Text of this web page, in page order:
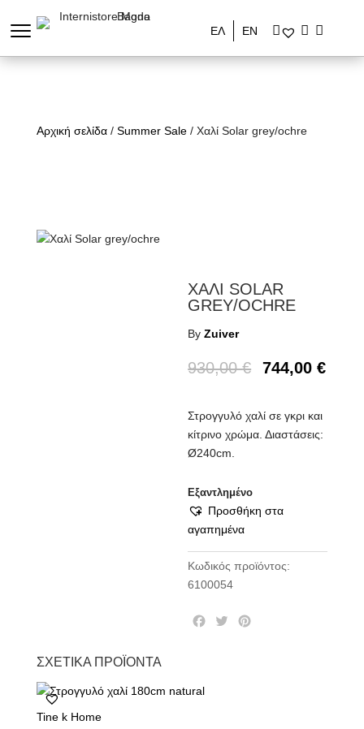
ΕΛ ΕΝ
Αρχική σελίδα/ Summer Sale/ Χαλί Solar grey/ochre
ΧΑΛΙ SOLAR
GREY/OCHRE
ByZuiver
930,00€ 744,00€
Στρογγυλό χαλί σε γκρι και
κίτρινο χρώμα. Διαστάσεις:
Ø240cm.
Εξαντλημένο
Προσθήκη στα
αγαπημένα
Κωδικός προϊόντος:
6100054
T
ΣΧΕΤΙΚΆ ΠΡΟΪΌΝΤΑ
Tine k Home